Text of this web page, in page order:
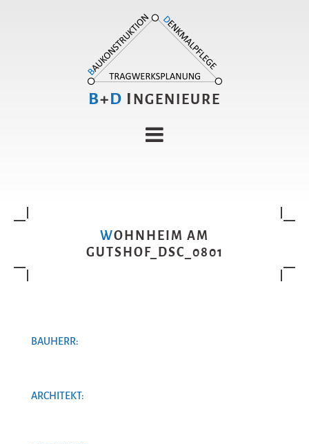
B+D I NGENIEURE
WOHNHEIM AM
GUTSHOF_DSC_0801
BAUHERR:
ARCHITEKT: